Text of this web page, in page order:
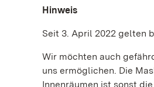
Hinweis
Seit 3. April 2022 gelten
Wir möchten auch
uns ermöglichen. Die
Innenräumen ist sonst